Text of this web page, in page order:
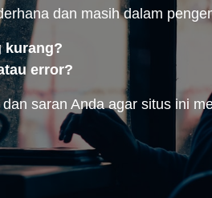
dan masih dalam
kurang?
error?
saran Anda agar situs ini